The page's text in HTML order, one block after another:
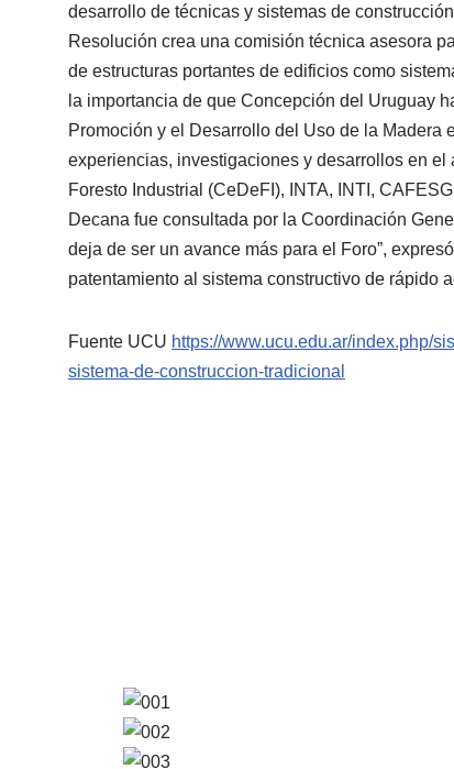
desarrollo de técnicas y sistemas de
Resolución crea una comisión técnica asesora
de estructuras portantes de edificios como
la importancia de que Concepción del Uruguay
Promoción y el Desarrollo del Uso de la
experiencias, investigaciones y desarrollos en
Foresto Industrial (CeDeFI), INTA, INTI,
Decana fue consultada por la Coordinación
deja de ser un avance más para el Foro”,
patentamiento al sistema constructivo de rápido
Fuente UCU https://www.ucu.edu.ar/index.php/
sistema-de-construccion-tradicional